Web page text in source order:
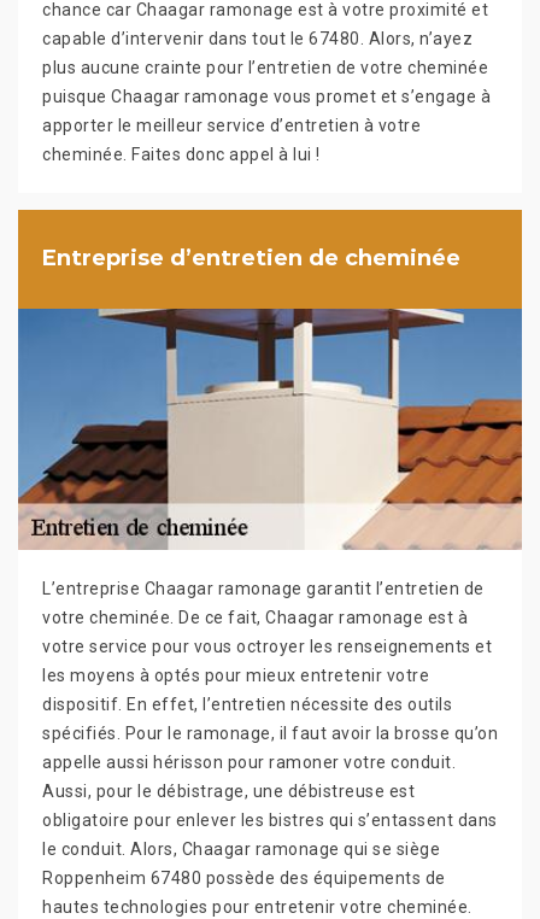
chance car Chaagar ramonage est à votre proximité et
capable d’intervenir dans tout le 67480. Alors, n’ayez
plus aucune crainte pour l’entretien de votre cheminée
puisque Chaagar ramonage vous promet et s’engage à
apporter le meilleur service d’entretien à votre
cheminée. Faites donc appel à lui !
Entreprise d’entretien de cheminée
L’entreprise Chaagar ramonage garantit l’entretien de
votre cheminée. De ce fait, Chaagar ramonage est à
votre service pour vous octroyer les renseignements et
les moyens à optés pour mieux entretenir votre
dispositif. En effet, l’entretien nécessite des outils
spécifiés. Pour le ramonage, il faut avoir la brosse qu’on
appelle aussi hérisson pour ramoner votre conduit.
Aussi, pour le débistrage, une débistreuse est
obligatoire pour enlever les bistres qui s’entassent dans
le conduit. Alors, Chaagar ramonage qui se siège
Roppenheim 67480 possède des équipements de
hautes technologies pour entretenir votre cheminée.